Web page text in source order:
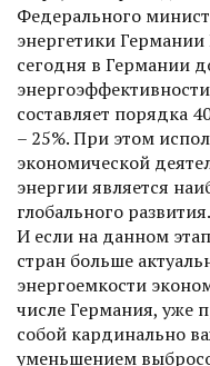
Федерального
энергетики
сегодня в Германии
составляет порядка
– 25%. При этом
экономической
энергии является
глобального развития.
И если на данном
стран больше
энергоемкости
числе Германия, уже
собой кардинально
уменьшением